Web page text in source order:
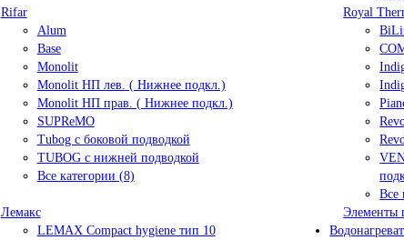
Rifar
Alum
Base
Monolit
Monolit НП лев. ( Нижнее подкл.)
Monolit НП прав. ( Нижнее подкл.)
SUPReMO
Tubog с боковой подводкой
TUBOG с нижней подводкой
Все категории (8)
Royal
Все
Лемакс
LEMAX Compact hygiene тип 10
Элементы